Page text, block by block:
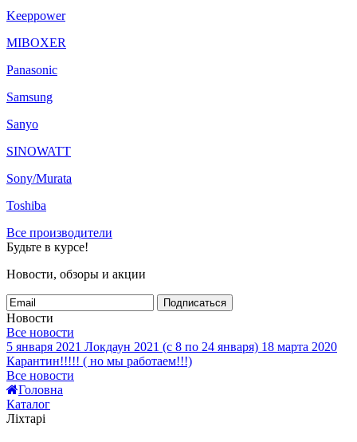
Keeppower
MIBOXER
Panasonic
Samsung
Sanyo
SINOWATT
Sony/Murata
Toshiba
Все производители
Будьте в курсе!
Новости, обзоры и акции
Подписаться
Новости
Все новости
5 января 2021 Локдаун 2021 (с 8 по 24 января) 18 марта 2020
Карантин!!!!! ( но мы работаем!!!)
Все новости
Головна
Каталог
Ліхтарі